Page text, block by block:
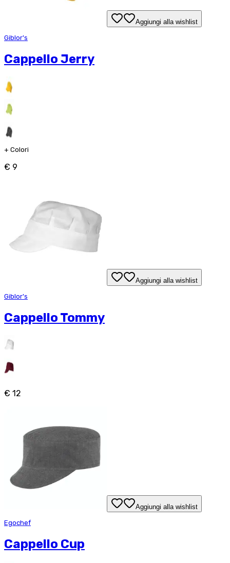
Aggiungi alla wishlist
Giblor's
Cappello Jerry
+ Colori
€ 9
Aggiungi alla wishlist
Giblor's
Cappello Tommy
€ 12
Aggiungi alla wishlist
Egochef
Cappello Cup